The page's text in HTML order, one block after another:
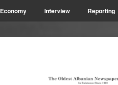
Economy Interview Reporting